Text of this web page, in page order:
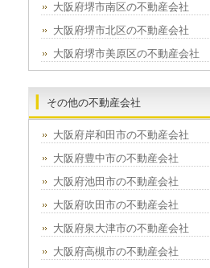
大阪府堺市南区の不動産会社
大阪府堺市北区の不動産会社
大阪府堺市美原区の不動産会社
その他の不動産会社
大阪府岸和田市の不動産会社
大阪府豊中市の不動産会社
大阪府池田市の不動産会社
大阪府吹田市の不動産会社
大阪府泉大津市の不動産会社
大阪府高槻市の不動産会社